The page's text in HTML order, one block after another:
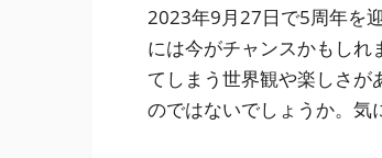
2023年9月27日で5周年を
には今がチャンスかもしれ
てしまう世界観や楽しさ
のではないでしょうか。気